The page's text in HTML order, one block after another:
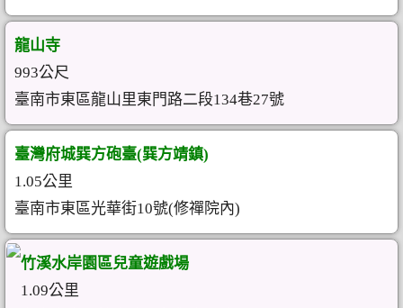
龍山寺
993公尺
臺南市東區龍山里東門路二段134巷27號
臺灣府城巽方砲臺(巽方靖鎮)
1.05公里
臺南市東區光華街10號(修禪院內)
竹溪水岸園區兒童遊戲場
1.09公里